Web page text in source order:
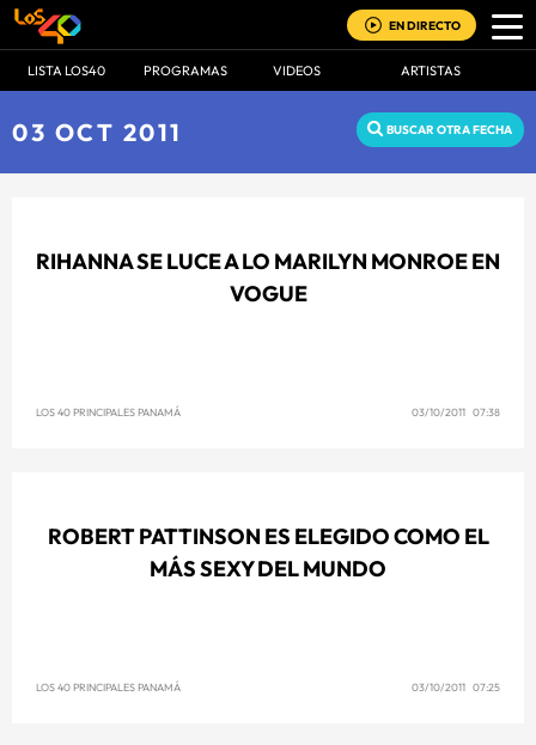
EN DIRECTO
LISTA LOS40 PROGRAMAS VIDEOS ARTISTAS
03 OCT 2011 BUSCAR OTRA FECHA
RIHANNA SE LUCE A LO MARILYN MONROE EN
VOGUE
LOS 40 PRINCIPALES PANAMÁ 03/10/2011 07:38
ROBERT PATTINSON ES ELEGIDO COMO EL
MÁS SEXY DEL MUNDO
LOS 40 PRINCIPALES PANAMÁ 03/10/2011 07:25